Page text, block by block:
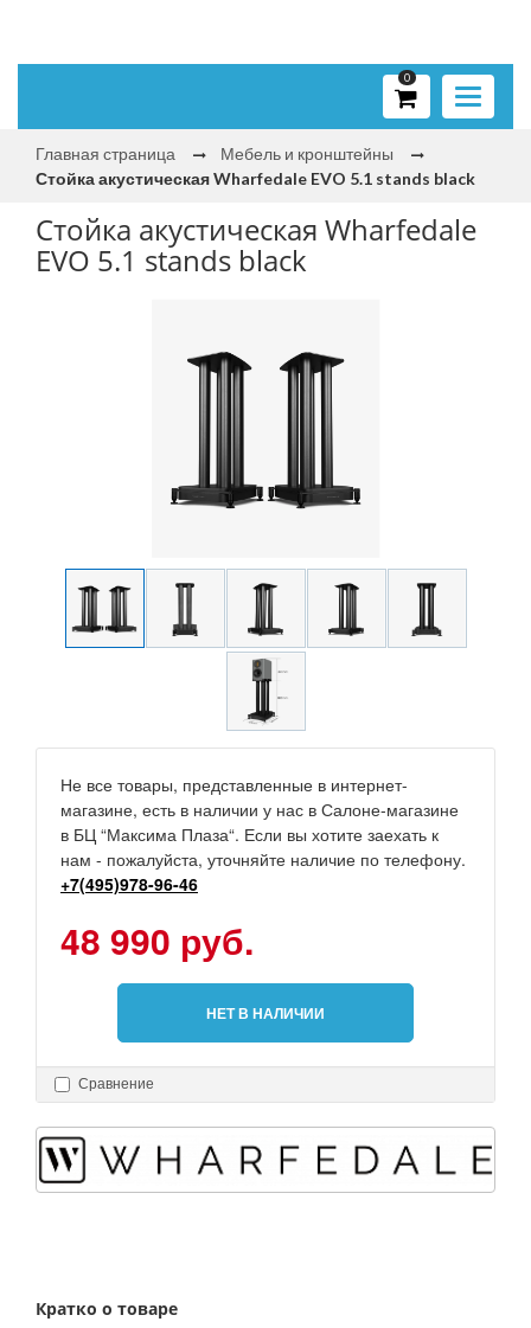
Toggle
0
Главная страница
Мебель и кронштейны
Стойка акустическая Wharfedale EVO 5.1 stands black
Стойка акустическая Wharfedale
EVO 5.1 stands black
Не все товары, представленные в интернет-
магазине, есть в наличии у нас в Салоне-магазине
в БЦ “Максима Плаза“. Если вы хотите заехать к
нам - пожалуйста, уточняйте наличие по телефону.
+7(495)978-96-46
48 990 руб.
НЕТ В НАЛИЧИИ
Сравнение
Кратко о товаре